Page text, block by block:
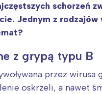
schorzeń
Jednym z
z grypą typu B
przez
oskrzeli, a nawet